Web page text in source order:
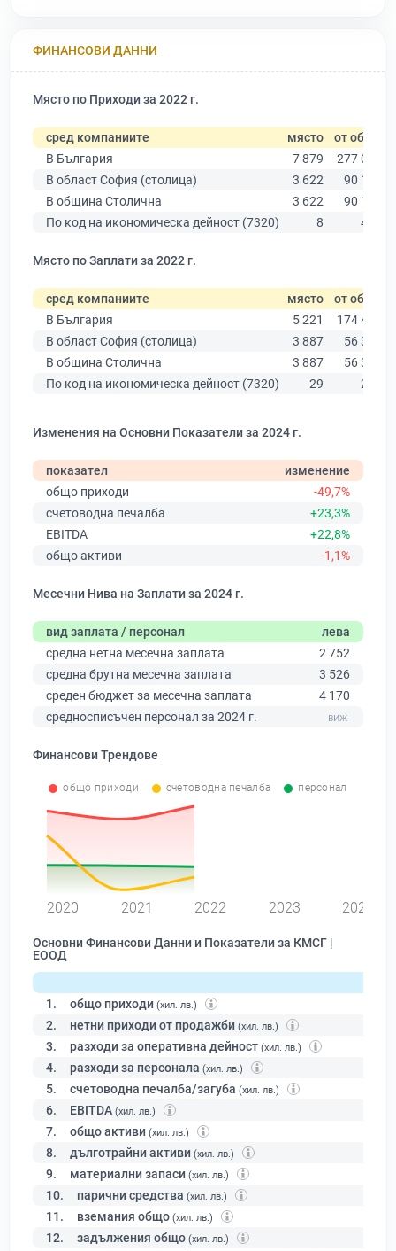
ФИНАНСОВИ ДАННИ
Място по Приходи за 2022 г.
сред компаниите място от общо
В България
7 879
277 019
В област София (столица)
3 622
90 178
В община Столична
3 622
90 178
По код на икономическа дейност (7320)
8 425
Място по Заплати за 2022 г.
сред компаниите място от общо
В България
5 221
174 403
В област София (столица)
3 887
56 378
В община Столична
3 887
56 378
По код на икономическа дейност (7320)
29 218
Изменения на Основни Показатели за 2024 г.
показател
изменение
общо приходи
-49,7%
счетоводна печалба
+23,3%
EBITDA
+22,8%
общо активи
-1,1%
Месечни Нива на Заплати за 2024 г.
вид заплата / персонал
лева
средна нетна месечна заплата
2 752
средна брутна месечна заплата
3 526
среден бюджет за месечна заплата
4 170
средносписъчен персонал за 2024 г.
Финансови Трендове
общо приходи счетоводна печалба персонал
2020 2021 2022 2023 2024
Основни Финансови Данни и Показатели за КМСГ |
ЕООД
1. общо приходи (хил. лв.)
2. нетни приходи от продажби (хил. лв.)
3. разходи за оперативна дейност (хил. лв.)
4. разходи за персонала (хил. лв.)
5. счетоводна печалба/загуба (хил. лв.)
6. EBITDA (хил. лв.)
7. общо активи (хил. лв.)
8. дълготрайни активи (хил. лв.)
9. материални запаси (хил. лв.)
10. парични средства (хил. лв.)
11. вземания общо (хил. лв.)
12. задължения общо (хил. лв.)